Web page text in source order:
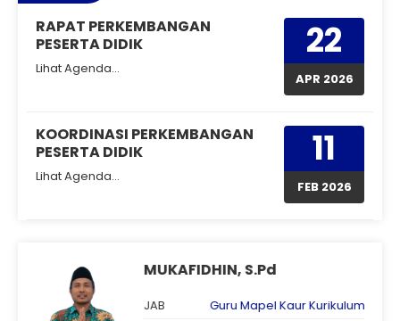
22
APR 2026
RAPAT PERKEMBANGAN
PESERTA DIDIK
Lihat Agenda...
11
FEB 2026
KOORDINASI PERKEMBANGAN
PESERTA DIDIK
Lihat Agenda...
MUKAFIDHIN, S.Pd
JAB Guru Mapel Kaur Kurikulum